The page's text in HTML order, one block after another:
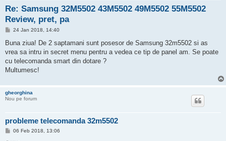
Re: Samsung 32M5502 43M5502 49M5502 55M5502
Review, pret, pa
P
s
24 Jan 2018, 14:40
Buna ziua! De 2 saptamani sunt posesor de Samsung 32m5502 si as
vrea sa intru in secret menu pentru a vedea ce tip de panel am. Se poate
cu telecomanda smart din dotare ?
Multumesc!
gheorghina
Nou pe forum
probleme telecomanda 32m5502
P06 Feb 2018, 13:06